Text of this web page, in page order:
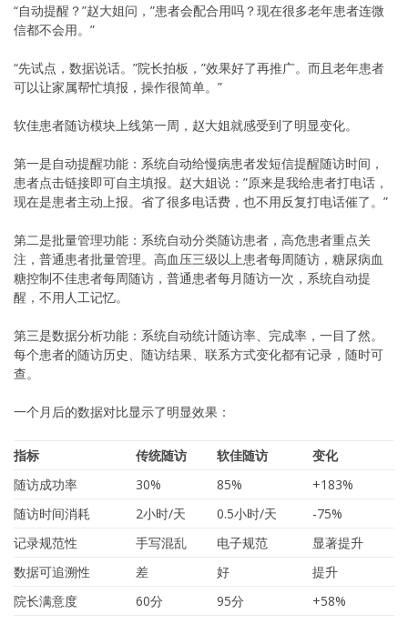
“自动提醒？”赵大姐问，”患者会配合用吗？现在很多老年患者连微
信都不会用。”
“先试点，数据说话。”院长拍板，”效果好了再推广。而且老年患者
可以让家属帮忙填报，操作很简单。”
软佳患者随访模块上线第一周，赵大姐就感受到了明显变化。
第一是自动提醒功能：系统自动给慢病患者发短信提醒随访时间，
患者点击链接即可自主填报。赵大姐说：”原来是我给患者打电话，
现在是患者主动上报。省了很多电话费，也不用反复打电话催了。”
第二是批量管理功能：系统自动分类随访患者，高危患者重点关
注，普通患者批量管理。高血压三级以上患者每周随访，糖尿病血
糖控制不佳患者每周随访，普通患者每月随访一次，系统自动提
醒，不用人工记忆。
第三是数据分析功能：系统自动统计随访率、完成率，一目了然。
每个患者的随访历史、随访结果、联系方式变化都有记录，随时可
查。
一个月后的数据对比显示了明显效果：
指标 传统随访 软佳随访
变化
随访成功率
30% 85%
+183%
随访时间消耗
2小时/天 0.5小时/天
-75%
记录规范性
手写混乱 电子规范
显著提升
数据可追溯性
差 好
提升
院长满意度
60分 95分 +58%